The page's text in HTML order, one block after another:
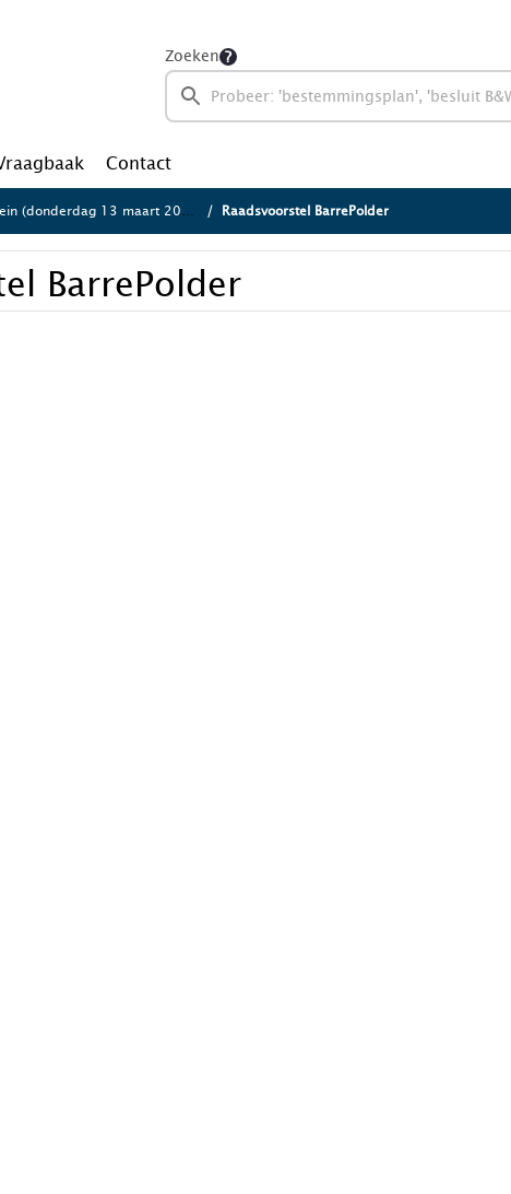
Zoeken
Contact
(donderdag 13 maart 2025) Raadsvoorstel BarrePolder
BarrePolder